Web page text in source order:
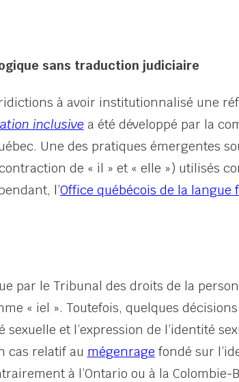
sans traduction judiciaire
à avoir institutionnalisé une
inclusive a été développé par la
Une des pratiques émergentes
de « il » et « elle ») utilisés
l’Office québécois de la langue
par le Tribunal des droits de la
« iel ». Toutefois, quelques
et l’expression de l’identité
cas relatif au mégenrage fondé sur
à l’Ontario ou à la Colombie-